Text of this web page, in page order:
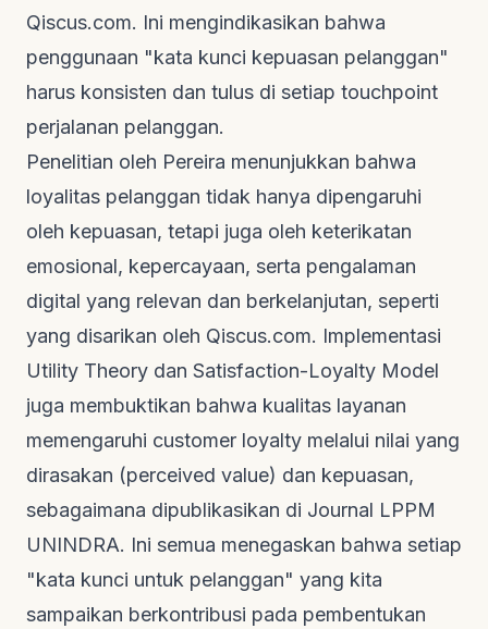
Qiscus.com. Ini mengindikasikan bahwa
penggunaan "kata kunci kepuasan pelanggan"
harus konsisten dan tulus di setiap touchpoint
perjalanan pelanggan.
Penelitian oleh Pereira menunjukkan bahwa
loyalitas pelanggan tidak hanya dipengaruhi
oleh kepuasan, tetapi juga oleh keterikatan
emosional, kepercayaan, serta pengalaman
digital yang relevan dan berkelanjutan, seperti
yang disarikan oleh Qiscus.com. Implementasi
Utility Theory dan Satisfaction-Loyalty Model
juga membuktikan bahwa kualitas layanan
memengaruhi customer loyalty melalui nilai yang
dirasakan (perceived value) dan kepuasan,
sebagaimana dipublikasikan di Journal LPPM
UNINDRA. Ini semua menegaskan bahwa setiap
"kata kunci untuk pelanggan" yang kita
sampaikan berkontribusi pada pembentukan